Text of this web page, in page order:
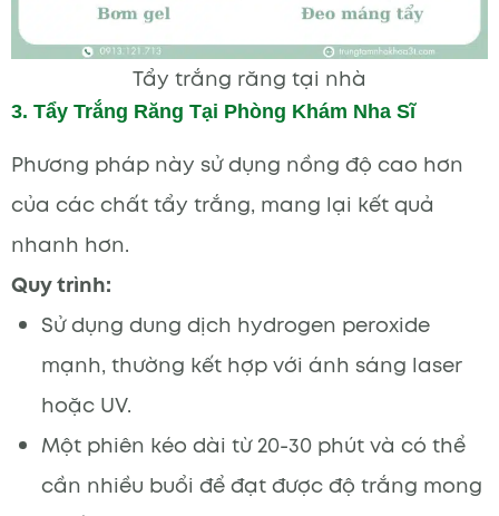
Tẩy trắng răng tại nhà
3. Tẩy Trắng Răng Tại Phòng Khám Nha Sĩ
Phương pháp này sử dụng nồng độ cao hơn
của các chất tẩy trắng, mang lại kết quả
nhanh hơn.
Quy trình:
Sử dụng dung dịch hydrogen peroxide
mạnh, thường kết hợp với ánh sáng laser
hoặc UV.
Một phiên kéo dài từ 20-30 phút và có thể
cần nhiều buổi để đạt được độ trắng mong